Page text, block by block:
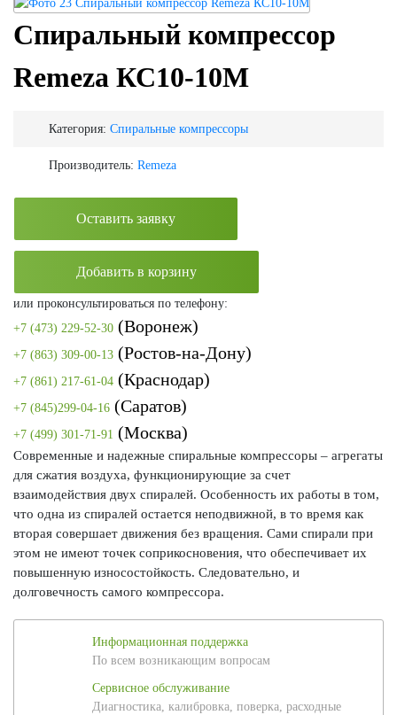
Спиральный компрессор
Remeza КС10-10М
Категория: Спиральные компрессоры
Производитель: Remeza
Оставить заявку
Добавить в корзину
или проконсультироваться по телефону:
+7 (473) 229-52-30 (Воронеж)
+7 (863) 309-00-13 (Ростов-на-Дону)
+7 (861) 217-61-04 (Краснодар)
+7 (845)299-04-16 (Саратов)
+7 (499) 301-71-91 (Москва)
Современные и надежные спиральные компрессоры – агрегаты
для сжатия воздуха, функционирующие за счет
взаимодействия двух спиралей. Особенность их работы в том,
что одна из спиралей остается неподвижной, в то время как
вторая совершает движения без вращения. Сами спирали при
этом не имеют точек соприкосновения, что обеспечивает их
повышенную износостойкость. Следовательно, и
долговечность самого компрессора.
Информационная поддержка
По всем возникающим вопросам
Сервисное обслуживание
Диагностика, калибровка, поверка, расходные